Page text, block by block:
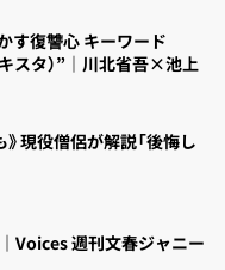
す復讐心 キーワード
スタ）”｜川北省吾×池上
現役僧侶が解説「後悔し
Voices 週刊文春ジャニー